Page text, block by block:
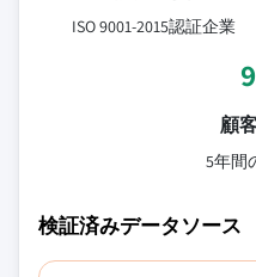
ISO 9001-2015認証企業
顧
5年間
検証済みデータソース